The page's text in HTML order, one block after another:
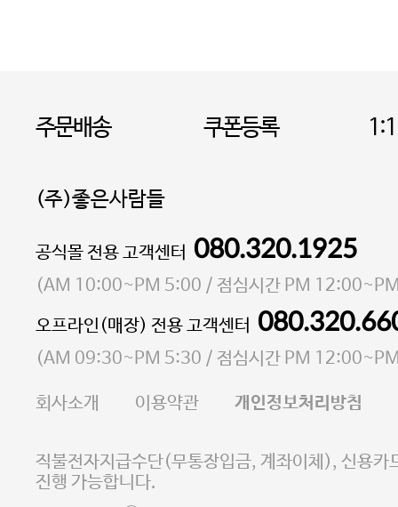
주문배송 쿠폰등록
(주)좋은사람들
대표 이성현,박영환| 개인정보관리책임자 김상현
소재지 서울특별시 마포구 마포대로4다길 41 마포
통신판매업 신고번호 2023-서울마포-3931호
사업자등록번호 105-81-58242
E-MAIL goodpeople@gpin.co.kr
사업자정보확인
이니시스 에스크로 서비
공식몰 전용 고객센터 080.320.1925
(AM 10:00~PM 5:00 / 점심시간 PM
오프라인(매장) 전용 고객센터
(AM 09:30~PM 5:30 / 점심시간 PM
회사소개 이용약관 개인정보처리방침
직불전자지급수단(무통장입금, 계좌이체), 신용카
진행 가능합니다.